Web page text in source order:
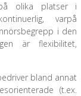
på olika platser i
varpå
i den
är flexibilitet,
bland annat
(t.ex.